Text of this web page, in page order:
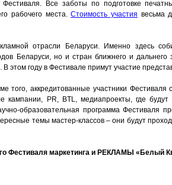
Все заботы по подготовке
рабочего места.Стоимость участия весьма
отрасли Беларуси. Именно здесь
Беларуси, но и стран ближнего и дальнего
этом году в Фестивале примут участие
аккредитованные участники Фестиваля
кампании, PR, BTL, медиапроекты, где
образовательная программа Фестиваля
темы мастер-классов – они будут
Фестиваля маркетинга и РЕКЛАМЫ «Белый